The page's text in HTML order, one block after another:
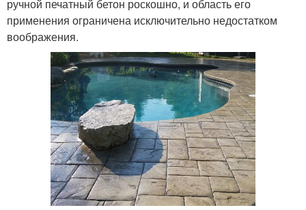
ручной печатный бетон роскошно, и область его
применения ограничена исключительно недостатком
воображения.